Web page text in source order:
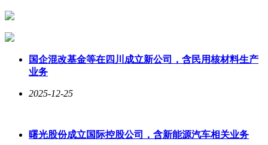
国企混改基金等在四川成立新公司，含民用核材料生产
业务
2025-12-25
曙光股份成立国际控股公司，含新能源汽车相关业务